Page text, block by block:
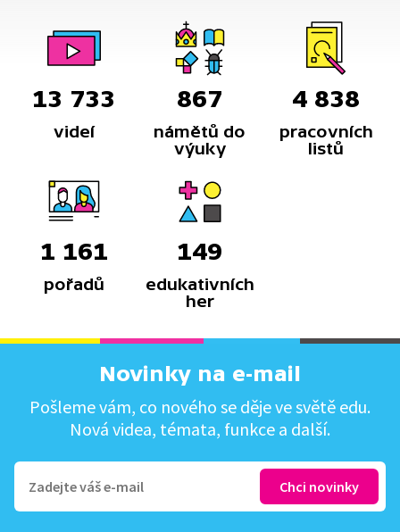
13 733
videí
867
námětů do
výuky
4 838
pracovních
listů
1 161
pořadů
149
edukativních
her
Novinky na e-mail
Pošleme vám, co nového se děje ve světě edu.
Nová videa, témata, funkce a další.